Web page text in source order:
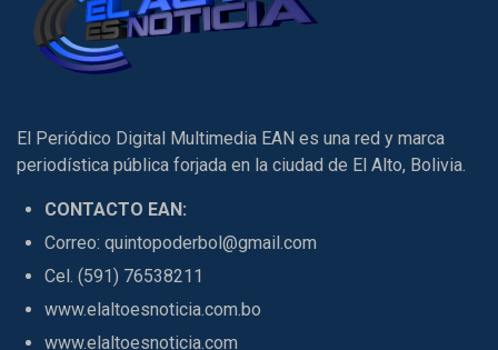
El Periódico Digital Multimedia EAN es una red y marca
periodística pública forjada en la ciudad de El Alto, Bolivia.
CONTACTO EAN:
Correo: quintopoderbol@gmail.com
Cel. (591) 76538211
www.elaltoesnoticia.com.bo
www.elaltoesnoticia.com